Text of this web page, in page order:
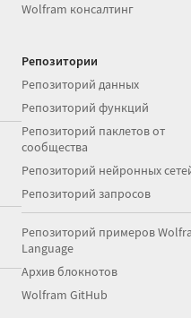
Wolfram консалтинг
Репозитории
Репозиторий данных
Репозиторий функций
Репозиторий паклетов от
сообщества
Репозиторий нейронных
Репозиторий запросов
Репозиторий примеров
Language
Архив блокнотов
Wolfram GitHub